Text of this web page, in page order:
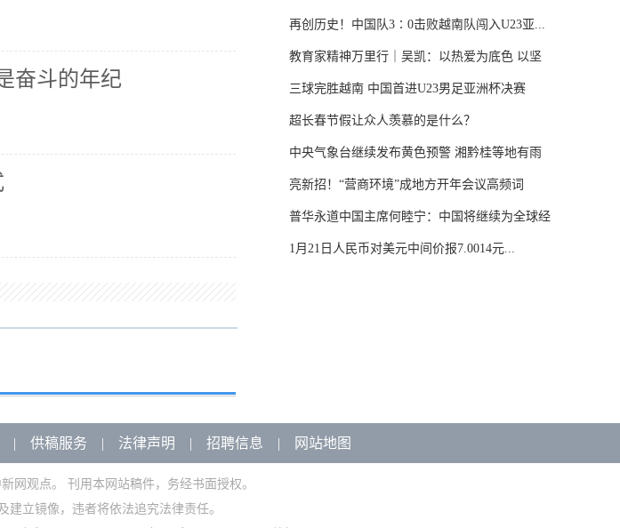
奋斗的年纪
再创历史！中国队3∶0击败越南队闯入U23亚...
教育家精神万里行｜吴凯：以热爱为底色 以坚
守...
三球完胜越南 中国首进U23男足亚洲杯决赛
超长春节假让众人羡慕的是什么？
中央气象台继续发布黄色预警 湘黔桂等地有雨
雪...
亮新招！“营商环境”成地方开年会议高频词
普华永道中国主席何睦宁：中国将继续为全球经
济...
1月21日人民币对美元中间价报7.0014元...
| 供稿服务 | 法律声明 | 招聘信息 | 网站地图
网观点。 刊用本网站稿件，务经书面授权。
建立镜像，违者将依法追究法律责任。